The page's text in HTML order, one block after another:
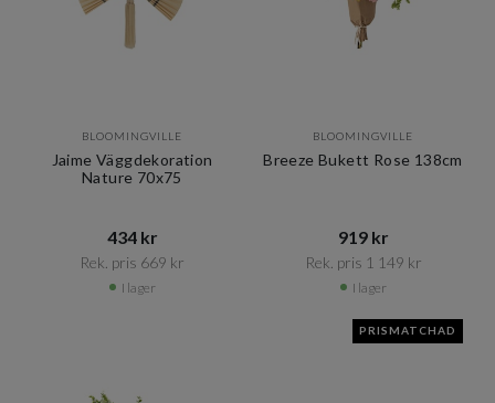
BLOOMINGVILLE
Jaime Väggdekoration
Nature 70x75
434 kr​​
Rek. pris 669 kr​​
I lager
BLOOMINGVILLE
Breeze Bukett Rose 138cm
919 kr​​
Rek. pris 1 149 kr​​
I lager
PRISMATCHAD